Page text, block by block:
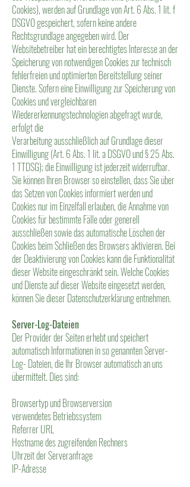
Cookies), werden auf Grundlage von Art. 6 Abs. 1 lit. f
DSGVO gespeichert, sofern keine andere
Rechtsgrundlage angegeben wird. Der
Websitebetreiber hat ein berechtigtes Interesse an der
Speicherung von notwendigen Cookies zur technisch
fehlerfreien und optimierten Bereitstellung seiner
Dienste. Sofern eine Einwilligung zur Speicherung von
Cookies und vergleichbaren
Wiedererkennungstechnologien abgefragt wurde,
erfolgt die
Verarbeitung ausschließlich auf Grundlage dieser
Einwilligung (Art. 6 Abs. 1 lit. a DSGVO und § 25 Abs.
1 TTDSG); die Einwilligung ist jederzeit widerrufbar.
Sie können Ihren Browser so einstellen, dass Sie über
das Setzen von Cookies informiert werden und
Cookies nur im Einzelfall erlauben, die Annahme von
Cookies für bestimmte Fälle oder generell
ausschließen sowie das automatische Löschen der
Cookies beim Schließen des Browsers aktivieren. Bei
der Deaktivierung von Cookies kann die Funktionalität
dieser Website eingeschränkt sein. Welche Cookies
und Dienste auf dieser Website eingesetzt werden,
können Sie dieser Datenschutzerklärung entnehmen.
Server-Log-Dateien
Der Provider der Seiten erhebt und speichert
automatisch Informationen in so genannten Server-
Log- Dateien, die Ihr Browser automatisch an uns
übermittelt. Dies sind:
Browsertyp und Browserversion
verwendetes Betriebssystem
Referrer URL
Hostname des zugreifenden Rechners
Uhrzeit der Serveranfrage
IP-Adresse